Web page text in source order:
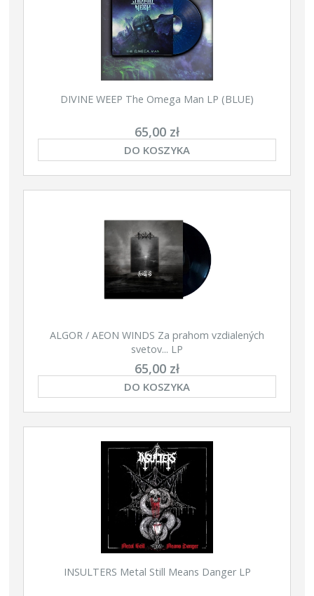
DIVINE WEEP The Omega Man LP (BLUE)
65,00 zł
DO KOSZYKA
ALGOR / AEON WINDS Za prahom vzdialených
svetov​.​.​. LP
65,00 zł
DO KOSZYKA
INSULTERS Metal Still Means Danger LP